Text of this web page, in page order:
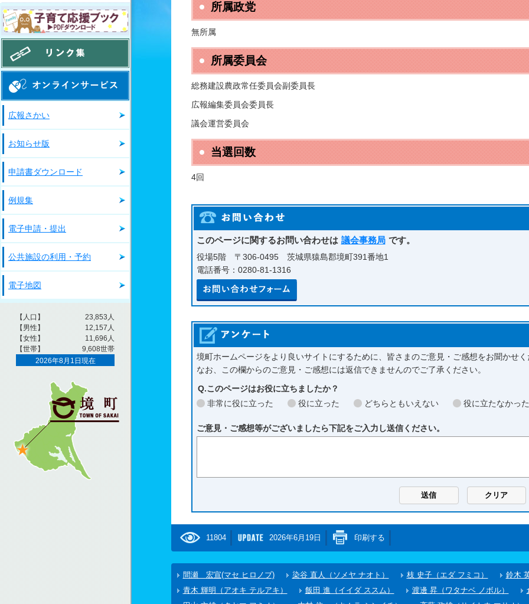
境町移住応援ガイド いいとこ！さかいまち PDFダウンロード
オンラインサービス
広報さかい
お知らせ版
申請書ダウンロード
例規集
電子申請・提出
公共施設の利用・予約
電子地図
所属政党
無所属
所属委員会
総務建設農政常任委員会副委員長
広報編集委員会委員長
議会運営委員会
当選回数
4回
このページに関するお問い合わせは 議会事務局 です。
役場5階 〒306-0495 茨城県猿島郡境町391番地1
電話番号：0280-81-1316
境町ホームページをより良いサイトにするために、皆さまのご意見・ご感想をお聞かせく
なお、この欄からのご意見・ご感想には返信できませんのでご了承ください。
Q.このページはお役に立ちましたか？
非常に役に立った
役に立った どちらともいえない 役に立たなかった
ご意見・ご感想等がございましたら下記をご入力し送信ください。
11804 2026年6月19日 印刷する
間瀬 宏宣(マセ ヒロノブ) 染谷 直人（ソメヤ ナオト） 枝 史子（エダ フミコ） 鈴木
青木 輝明（アオキ テルアキ）
飯田 進（イイダ ススム） 渡邊 昇（ワタナベ ノボル）